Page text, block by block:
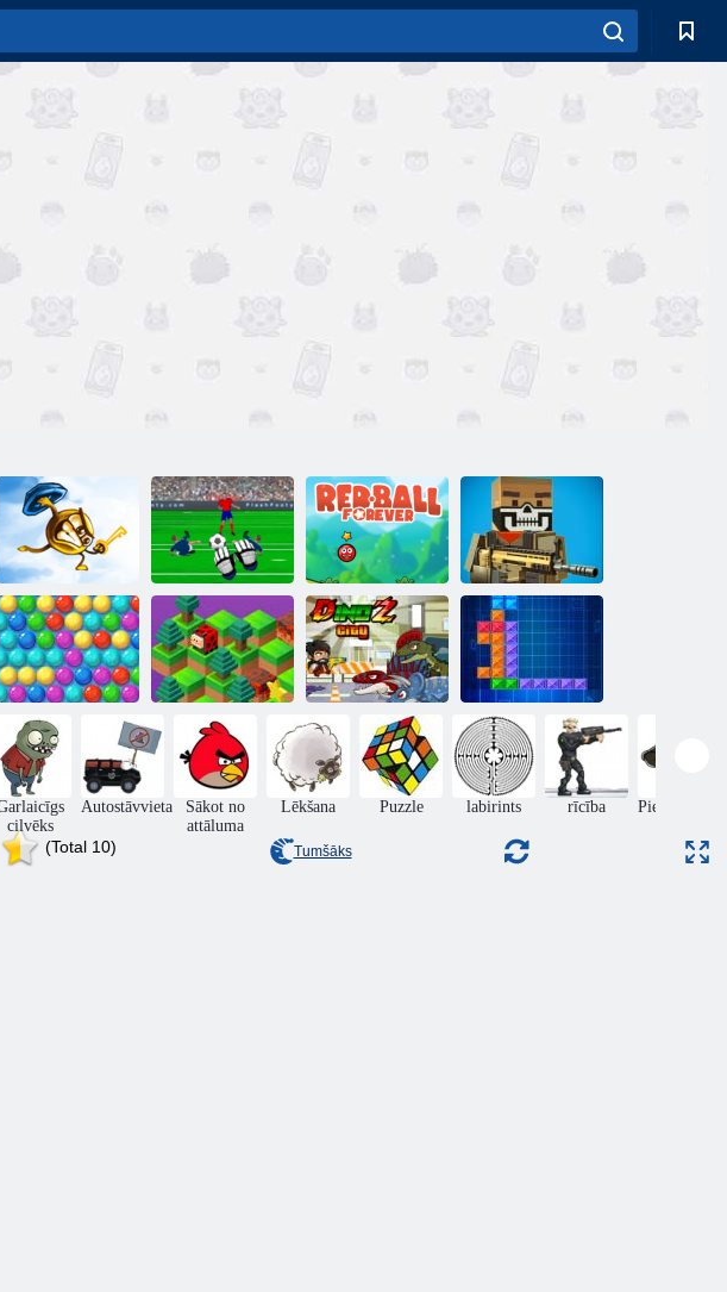
Key & Shield
Vārtsargs
Champ
Sarkanā bumba
uz visiem
laikiem
Traks pikseļu
karadarbība
Burbuļu šāvēja
pasāža
Lejā no kalna DinoZ pilsēta Tentriks
cilvēks
Autostāvvieta
Sākot no
attāluma
Lēkšana Puzzle labirints rīcība Piedzīvojumi
(Total 10) Tumšāks